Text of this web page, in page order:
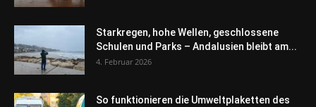
Starkregen, hohe Wellen, geschlossene
Schulen und Parks – Andalusien bleibt am...
4. Februar 2026
So funktionieren die Umweltplaketten des